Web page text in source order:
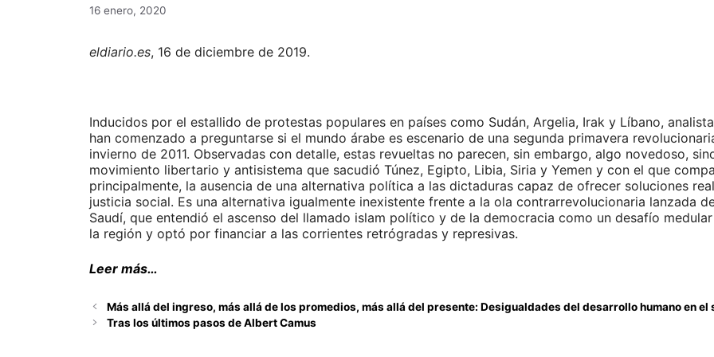
16 enero, 2020
eldiario.es, 16 de diciembre de 2019.
Inducidos por el estallido de protestas populares en países como Sudán, Argelia, Irak y Líbano,
han comenzado a preguntarse si el mundo árabe es escenario de una segunda primavera
invierno de 2011. Observadas con detalle, estas revueltas no parecen, sin embargo, algo novedoso,
movimiento libertario y antisistema que sacudió Túnez, Egipto, Libia, Siria y Yemen y con el que
principalmente, la ausencia de una alternativa política a las dictaduras capaz de ofrecer soluciones
justicia social. Es una alternativa igualmente inexistente frente a la ola contrarrevolucionaria lanzada
Saudí, que entendió el ascenso del llamado islam político y de la democracia como un desafío
la región y optó por financiar a las corrientes retrógradas y represivas.
Leer más…
Más allá del ingreso, más allá de los promedios, más allá del presente: Desigualdades del desarrollo humano en el
Tras los últimos pasos de Albert Camus